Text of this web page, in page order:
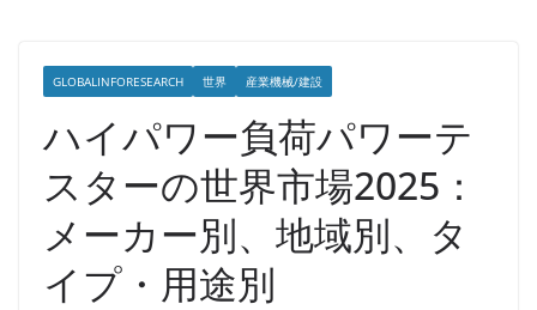
GLOBALINFORESEARCH 世界 産業機械/建設
ハイパワー負荷パワーテ
スターの世界市場2025：
メーカー別、地域別、タ
イプ・用途別